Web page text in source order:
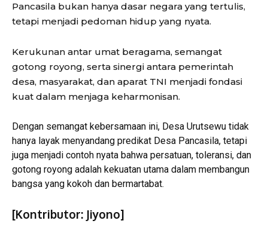
Pancasila bukan hanya dasar negara yang tertulis,
tetapi menjadi pedoman hidup yang nyata.
Kerukunan antar umat beragama, semangat
gotong royong, serta sinergi antara pemerintah
desa, masyarakat, dan aparat TNI menjadi fondasi
kuat dalam menjaga keharmonisan.
Dengan semangat kebersamaan ini, Desa Urutsewu tidak
hanya layak menyandang predikat Desa Pancasila, tetapi
juga menjadi contoh nyata bahwa persatuan, toleransi, dan
gotong royong adalah kekuatan utama dalam membangun
bangsa yang kokoh dan bermartabat.
[Kontributor: Jiyono]